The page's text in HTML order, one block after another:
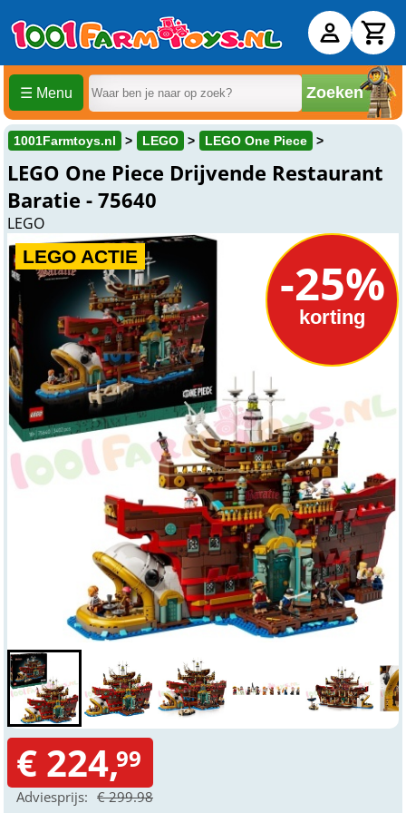
☰ Menu Zoeken
1001Farmtoys.nl LEGO LEGO One Piece
LEGO One Piece Drijvende Restaurant
Baratie - 75640
LEGO
LEGO ACTIE -25%
korting
€ 224,99
Adviesprijs: € 299.98